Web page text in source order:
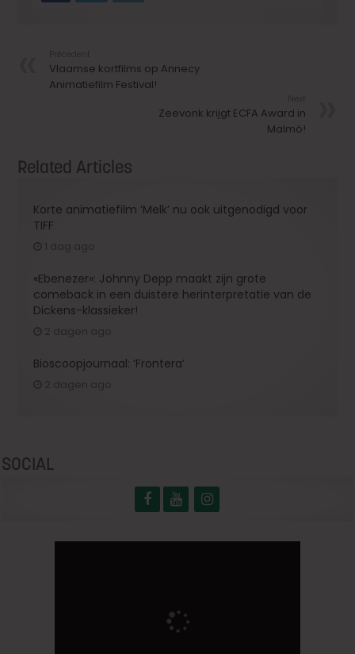
Vlaamse kortfilms op Annecy
Animatiefilm Festival!
Zeevonk krijgt ECFA Award in
Malmö!
Related Articles
Korte animatiefilm ‘Melk’ nu ook uitgenodigd voor
TIFF
1 dag ago
«Ebenezer»: Johnny Depp maakt zijn grote
comeback in een duistere herinterpretatie van de
Dickens-klassieker!
2 dagen ago
Bioscoopjournaal: ‘Frontera’
2 dagen ago
SOCIAL